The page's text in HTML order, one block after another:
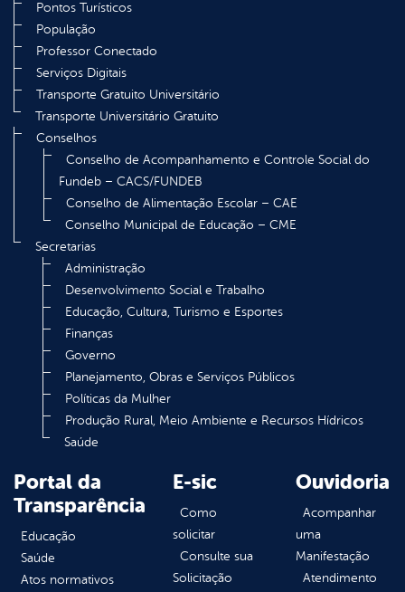
Pontos Turísticos
População
Professor Conectado
Serviços Digitais
Transporte Gratuito Universitário
Transporte Universitário Gratuito
Conselhos
Conselho de Acompanhamento e Controle Social do
Fundeb – CACS/FUNDEB
Conselho de Alimentação Escolar – CAE
Conselho Municipal de Educação – CME
Secretarias
Administração
Desenvolvimento Social e Trabalho
Educação, Cultura, Turismo e Esportes
Finanças
Governo
Planejamento, Obras e Serviços Públicos
Políticas da Mulher
Produção Rural, Meio Ambiente e Recursos Hídricos
Saúde
Portal da
Transparência
Educação
Saúde
Atos normativos
E-sic
Como
solicitar
Consulte sua
Solicitação
Ouvidoria
Acompanhar
uma
Manifestação
Atendimento